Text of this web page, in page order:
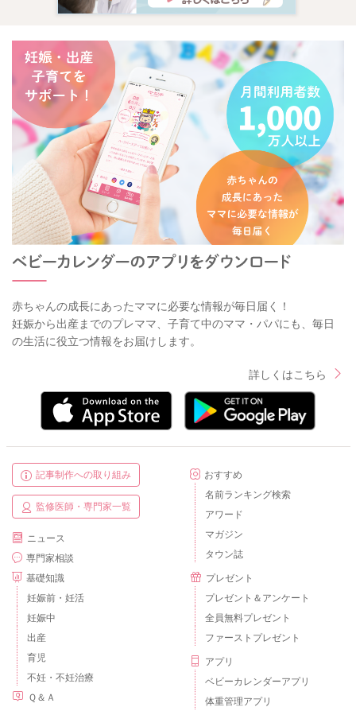
赤ちゃんの成長にあったママに必要な情報が毎日届く！
妊娠から出産までのプレママ、子育て中のママ・パパにも、毎日
の生活に役立つ情報をお届けします。
詳しくはこちら
記事制作への取り組み
監修医師・専門家一覧
ニュース
専門家相談
基礎知識
妊娠前・妊活
妊娠中
出産
育児
不妊・不妊治療
Ｑ＆Ａ
おすすめ
名前ランキング検索
アワード
マガジン
タウン誌
プレゼント
プレゼント＆アンケート
全員無料プレゼント
ファーストプレゼント
アプリ
ベビーカレンダーアプリ
体重管理アプリ